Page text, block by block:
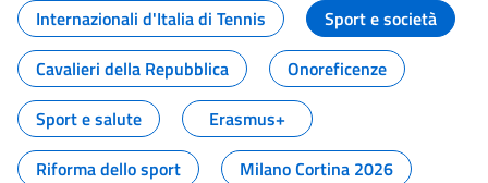
Internazionali d'Italia di Tennis
Sport e società
Cavalieri della Repubblica
Onoreficenze
Sport e salute
Erasmus+
Riforma dello sport
Milano Cortina 2026